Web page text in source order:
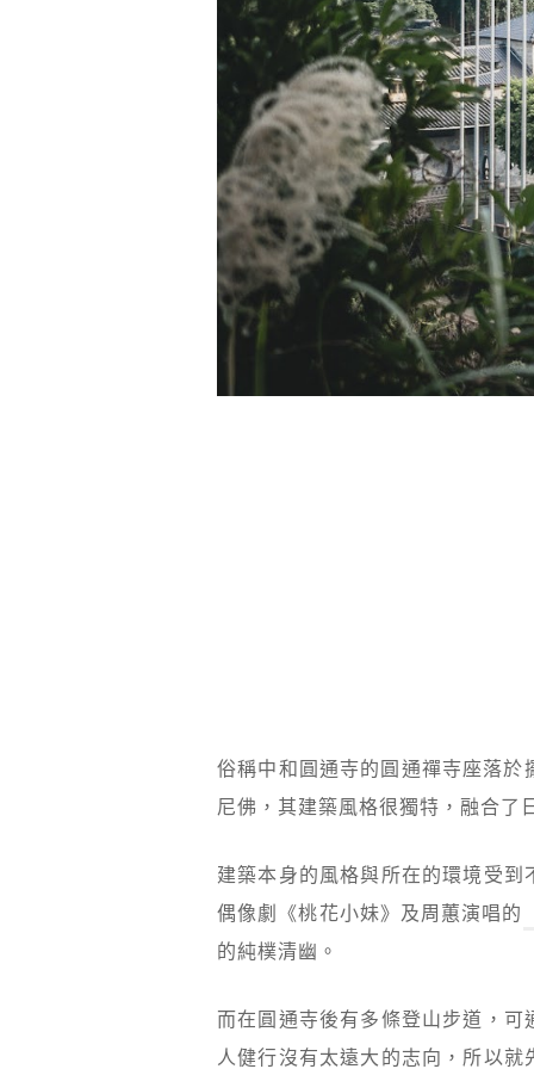
俗稱中和圓通寺的圓通禪寺座落
尼佛，其建築風格很獨特，融合了
建築本身的風格與所在的環境受
偶像劇《桃花小妹》及周蕙演唱的
的純樸清幽。
而在圓通寺後有多條登山步道，
人健行沒有太遠大的志向，所以